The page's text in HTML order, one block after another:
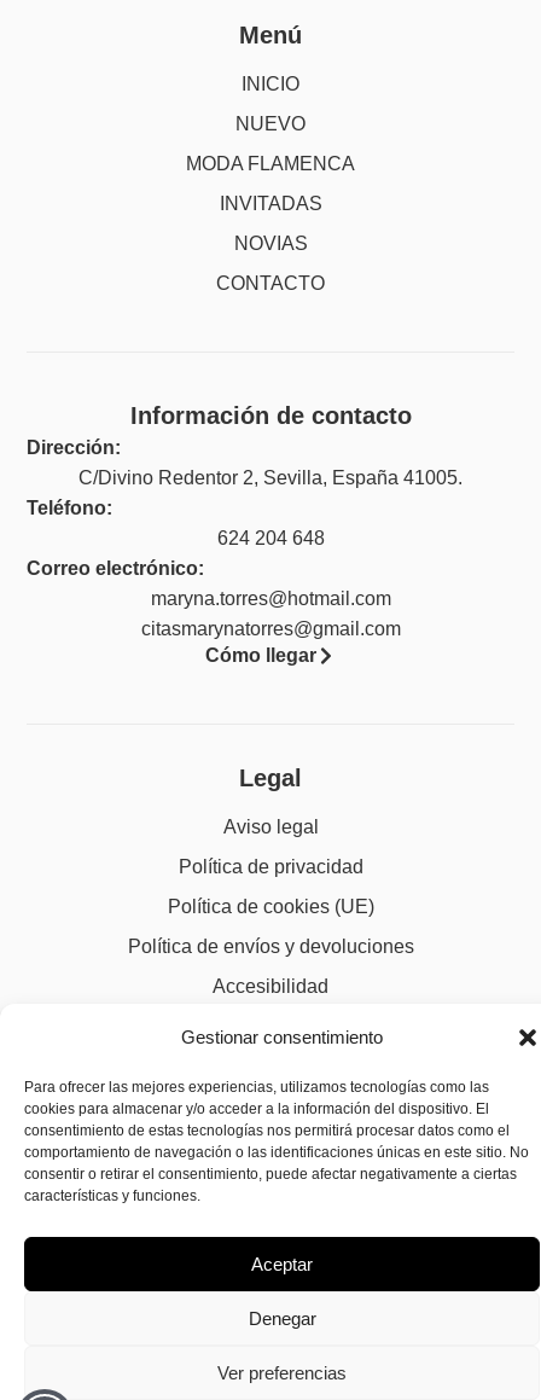
Gestionar consentimiento
Para ofrecer las mejores experiencias, utilizamos tecnologías como las
cookies para almacenar y/o acceder a la información del dispositivo. El
consentimiento de estas tecnologías nos permitirá procesar datos como el
comportamiento de navegación o las identificaciones únicas en este sitio. No
consentir o retirar el consentimiento, puede afectar negativamente a ciertas
características y funciones.
Aceptar
Denegar
Ver preferencias
Menú
INICIO
NUEVO
MODA FLAMENCA
INVITADAS
NOVIAS
CONTACTO
Información de contacto
Dirección:
C/Divino Redentor 2, Sevilla, España 41005.
Teléfono:
624 204 648
Correo electrónico:
maryna.torres@hotmail.com
citasmarynatorres@gmail.com
Cómo llegar
Legal
Aviso legal
Política de privacidad
Política de cookies (UE)
Política de envíos y devoluciones
Accesibilidad